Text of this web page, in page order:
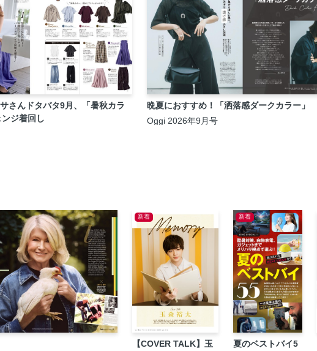
さんドタバタ9月、「暑秋カラ
ジ着回し
晩夏におすすめ！「洒落感ダークカラー」
Oggi 2026年9月号
新着
【COVER TALK】玉
新着
夏のベストバイ5